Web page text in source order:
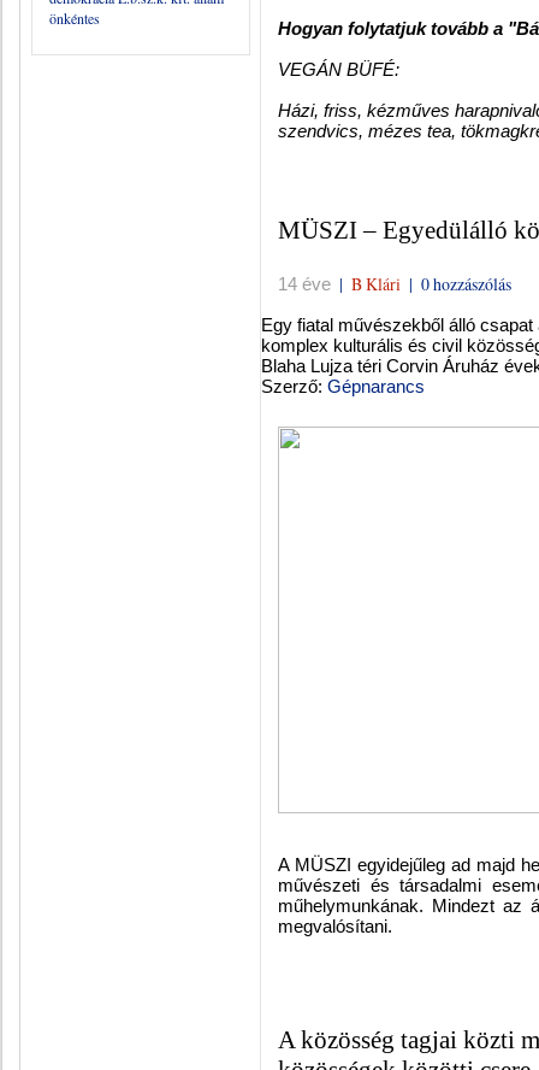
önkéntes
Hogyan folytatjuk tovább a
VEGÁN BÜFÉ:
Házi, friss, kézműves
szendvics, mézes tea,
MÜSZI – Egyedülálló
14 éve | B Klári | 0 hozzászólás
Egy fiatal művészekből álló
komplex kulturális és civil
Blaha Lujza téri Corvin Áruház
Szerző: Gépnarancs
A MÜSZI egyidejűleg ad majd
művészeti és társadalmi
műhelymunkának. Mindezt az
megvalósítani.
A közösség tagjai közti